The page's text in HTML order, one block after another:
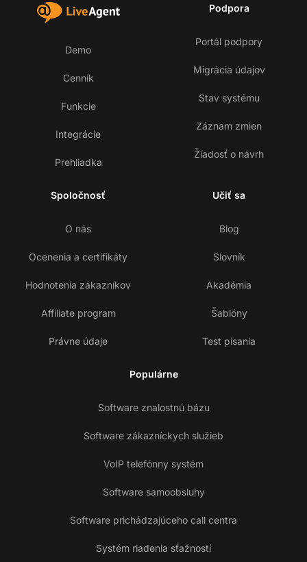
Demo
Cenník
Funkcie
Integrácie
Prehliadka
Podpora
Portál podpory
Migrácia údajov
Stav systému
Záznam zmien
Žiadosť o návrh
Spoločnosť
O nás
Ocenenia a certifikáty
Hodnotenia zákazníkov
Affiliate program
Právne údaje
Učiť sa
Blog
Slovník
Akadémia
Šablóny
Test písania
Populárne
Software znalostnú bázu
Software zákazníckych služieb
VoIP telefónny systém
Software samoobsluhy
Software prichádzajúceho call centra
Systém riadenia sťažností